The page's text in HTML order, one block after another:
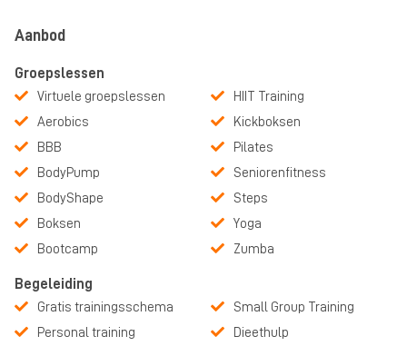
Aanbod
Groepslessen
Virtuele groepslessen
Aerobics
BBB
BodyPump
BodyShape
Boksen
Bootcamp
HIIT Training
Kickboksen
Pilates
Seniorenfitness
Steps
Yoga
Zumba
Begeleiding
Gratis trainingsschema
Personal training
Small Group Training
Dieethulp